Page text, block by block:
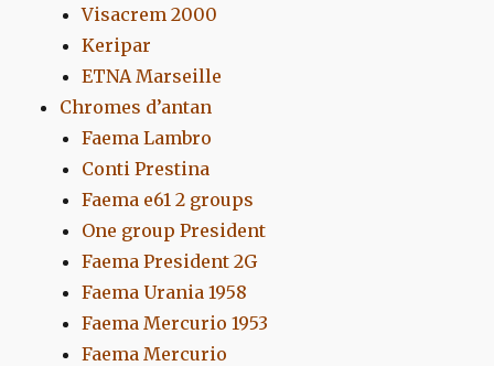
Visacrem 2000
Keripar
ETNA Marseille
Chromes d’antan
Faema Lambro
Conti Prestina
Faema e61 2 groups
One group President
Faema President 2G
Faema Urania 1958
Faema Mercurio 1953
Faema Mercurio